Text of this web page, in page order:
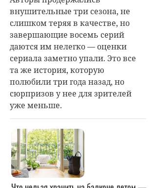
внушительные три сезона, не
слишком теряя в качестве, но
завершающие восемь серий
даются им нелегко — оценки
сериала заметно упали. Это все
та же история, которую
полюбили три года назад, но
сюрпризов у нее для зрителей
уже меньше.